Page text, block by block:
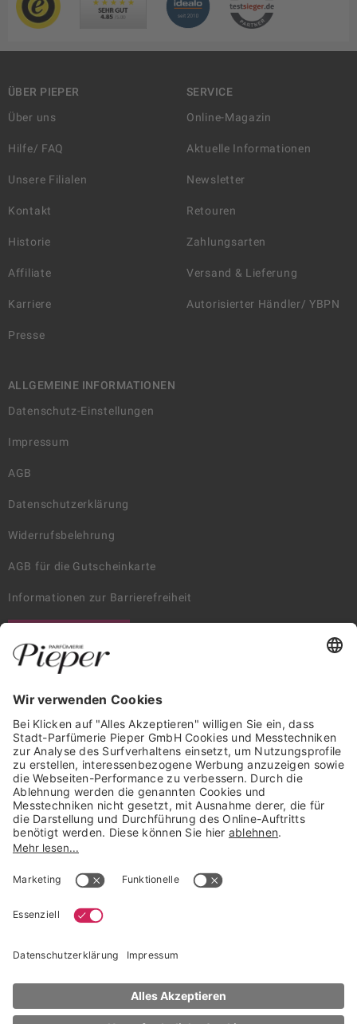
ÜBER PIEPER
Über uns
Hilfe/ FAQ
Unsere Filialen
Kontakt
Historie
Affiliate
Karriere
Presse
SERVICE
Online-Magazin
Aktuelle Informationen
Newsletter
Retouren
Zahlungsarten
Versand & Lieferung
Autorisierter Händler/ YBPN
ALLGEMEINE INFORMATIONEN
Datenschutz-Einstellungen
Impressum
AGB
Datenschutzerklärung
Widerrufsbelehrung
AGB für die Gutscheinkarte
Informationen zur Barrierefreiheit
Trusted Shops Mitglied seit 2010
* unverbindliche Preisempfehlung der Verbundgruppe beauty alliance
NACH OBEN